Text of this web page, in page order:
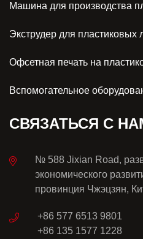
Машина для производства
Экструдер для пластиковых
Офсетная печать на
Вспомогательное
СВЯЗАТЬСЯ С
№ 588 Jixian Road,
экономического
провинция Чжэцзян,
+86 577 6513 9801
+86 135 1577 1228